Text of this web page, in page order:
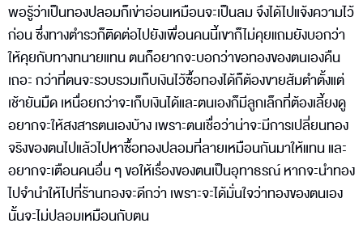
พอรู้ว่าเป็นทองปลอมก็เข่าอ่อนเหมือนจะเป็นลม จึงได้ไปแจ้งความไว้
ก่อน ซึ่งทางตำรวก็ติดต่อไปยังเพื่อนคนนี้เขาก็ไม่คุยแถมยังบอกว่า
ให้คุยกับทางทนายแทน ตนก็อยากจะบอกว่าขอทองของตนเองคืน
เถอะ กว่าที่ตนจะรวบรวมเก็บเงินไว้ซื้อทองได้ก็ต้องขายส้มตำตั้งแต่
เช้ายันมืด เหนื่อยกว่าจะเก็บเงินได้และตนเองก็มีลูกเล็กที่ต้องเลี้ยงดู
อยากจะให้สงสารตนเองบ้าง เพราะตนเชื่อว่าน่าจะมีการเปลี่ยนทอง
จริงของตนไปแล้วไปหาซื้อทองปลอมที่ลายเหมือนกันมาให้แทน และ
อยากจะเตือนคนอื่น ๆ ขอให้เรื่องของตนเป็นอุทาธรณ์ หากจะนำทอง
ไปจำนำให้ไปที่ร้านทองจะดีกว่า เพราะจะได้มั่นใจว่าทองของตนเอง
นั้นจะไม่ปลอมเหมือนกับตน